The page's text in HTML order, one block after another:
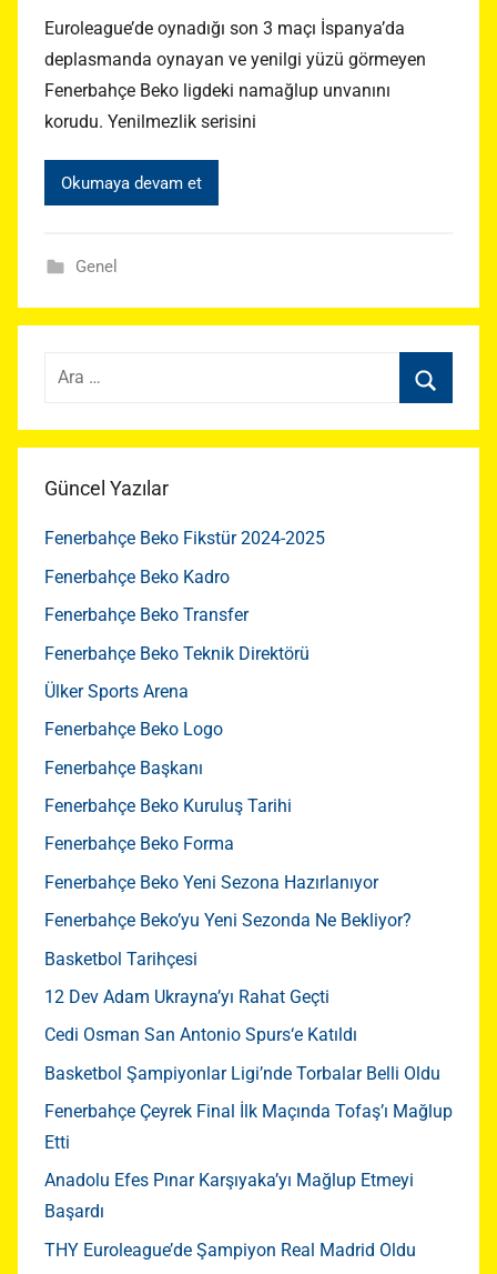
Euroleague’de oynadığı son 3 maçı İspanya’da
deplasmanda oynayan ve yenilgi yüzü görmeyen
Fenerbahçe Beko ligdeki namağlup unvanını
korudu. Yenilmezlik serisini
Okumaya devam et
Genel
Arama:
Güncel Yazılar
Fenerbahçe Beko Fikstür 2024-2025
Fenerbahçe Beko Kadro
Fenerbahçe Beko Transfer
Fenerbahçe Beko Teknik Direktörü
Ülker Sports Arena
Fenerbahçe Beko Logo
Fenerbahçe Başkanı
Fenerbahçe Beko Kuruluş Tarihi
Fenerbahçe Beko Forma
Fenerbahçe Beko Yeni Sezona Hazırlanıyor
Fenerbahçe Beko’yu Yeni Sezonda Ne Bekliyor?
Basketbol Tarihçesi
12 Dev Adam Ukrayna’yı Rahat Geçti
Cedi Osman San Antonio Spurs‘e Katıldı
Basketbol Şampiyonlar Ligi’nde Torbalar Belli Oldu
Fenerbahçe Çeyrek Final İlk Maçında Tofaş’ı Mağlup
Etti
Anadolu Efes Pınar Karşıyaka’yı Mağlup Etmeyi
Başardı
THY Euroleague’de Şampiyon Real Madrid Oldu